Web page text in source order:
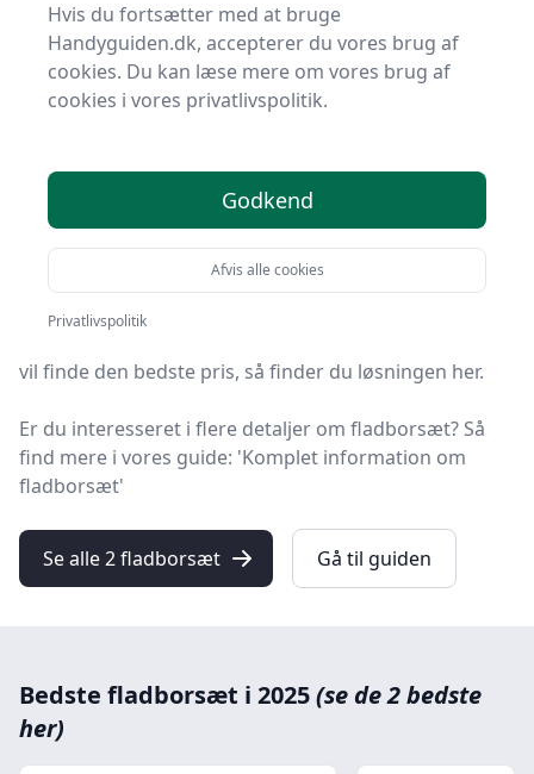
Håndværktøj
Boremaskiner og bor
Bedste fladborsæt i
2025 - se de 2 bedste her
Du er kommet til det rette sted! På HandyGuiden har vi
udvalgt 2 af de bedste fladborsæt, så du får det
optimale køb.
Uanset om du prioriterer høj kvalitet uanset prisen,
vil finde den bedste pris, så finder du løsningen her.
Er du interesseret i flere detaljer om fladborsæt? Så
find mere i vores guide: 'Komplet information om
fladborsæt'
Se alle 2 fladborsæt Gå til guiden
Bedste fladborsæt i 2025(se de 2 bedste
her)
Hvis du fortsætter med at bruge
Handyguiden.dk, accepterer du vores brug af
cookies. Du kan læse mere om vores brug af
cookies i vores privatlivspolitik.
Godkend
Afvis alle cookies
Privatlivspolitik